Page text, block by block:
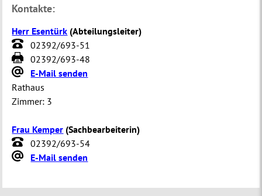
Kontakte:
Herr Esentürk (Abteilungsleiter)
02392/693-51
02392/693-48
E-Mail senden
Rathaus
Zimmer: 3
Frau Kemper (Sachbearbeiterin)
02392/693-54
E-Mail senden